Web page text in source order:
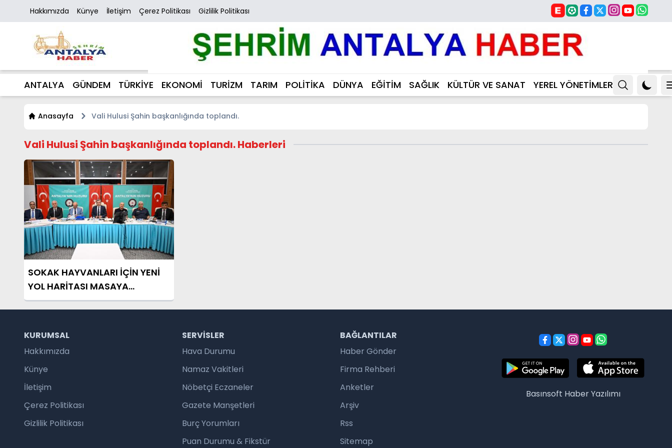
Hakkımızda Künye İletişim Çerez Politikası Gizlilik Politikası
ANTALYA GÜNDEM TÜRKİYE EKONOMİ TURİZM TARIM POLİTİKA DÜNYA EĞİTİM SAĞLIK KÜLTÜR VE SANAT YEREL YÖNETİMLER
Anasayfa Vali Hulusi Şahin başkanlığında toplandı.
Vali Hulusi Şahin başkanlığında toplandı. Haberleri
SOKAK HAYVANLARI İÇİN YENİ
YOL HARİTASI MASAYA
YATIRILDI
KURUMSAL
Hakkımızda
Künye
İletişim
Çerez Politikası
Gizlilik Politikası
SERVISLER
Hava Durumu
Namaz Vakitleri
Nöbetçi Eczaneler
Gazete Manşetleri
Burç Yorumları
Puan Durumu & Fikstür
BAĞLANTILAR
Haber Gönder
Firma Rehberi
Anketler
Arşiv
Rss
Sitemap
Basınsoft Haber Yazılımı